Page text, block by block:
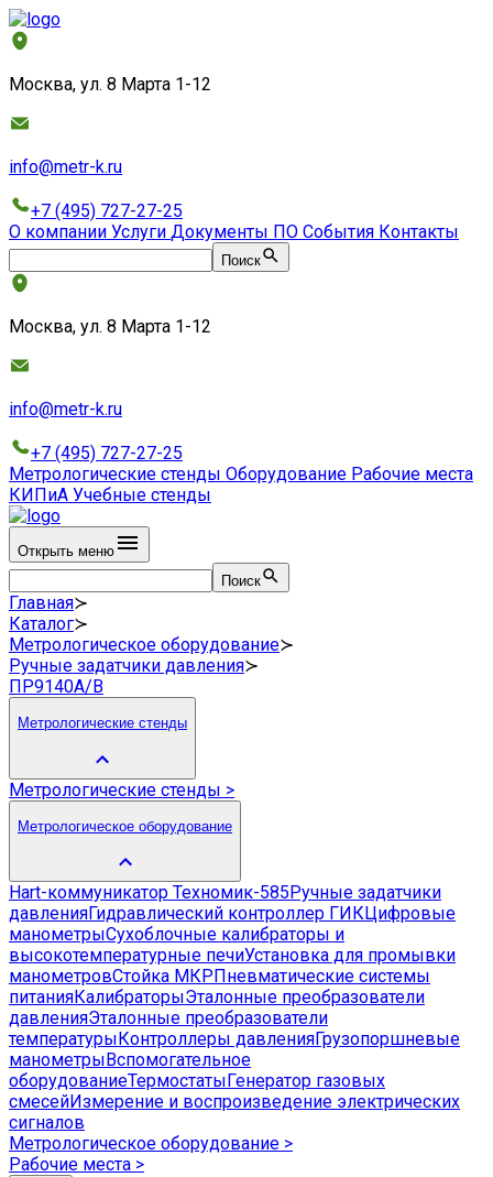
Москва, ул. 8 Марта 1-12
info@metr-k.ru
+7 (495) 727-27-25
О компании Услуги Документы ПО События Контакты
Поиск
Москва, ул. 8 Марта 1-12
info@metr-k.ru
+7 (495) 727-27-25
Метрологические стенды Оборудование Рабочие места
КИПиА Учебные стенды
Открыть меню
Поиск
Главная≻
Каталог≻
Метрологическое оборудование≻
Ручные задатчики давления≻
ПР9140А/В
Метрологические стенды
Метрологические стенды >
Метрологическое оборудование
Hart-коммуникатор Техномик-585 Ручные задатчики
давленияГидравлический контроллер ГИКЦифровые
манометрыСухоблочные калибраторы и
высокотемпературные печиУстановка для промывки
манометровСтойка МКР Пневматические системы
питанияКалибраторыЭталонные преобразователи
давленияЭталонные преобразователи
температуры Контроллеры давленияГрузопоршневые
манометры Вспомогательное
оборудованиеТермостаты Генератор газовых
смесейИзмерение и воспроизведение электрических
сигналов
Метрологическое оборудование >
Рабочие места >